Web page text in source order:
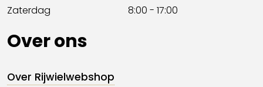
Zaterdag
8:00 - 17:00
Over ons
Over Rijwielwebshop